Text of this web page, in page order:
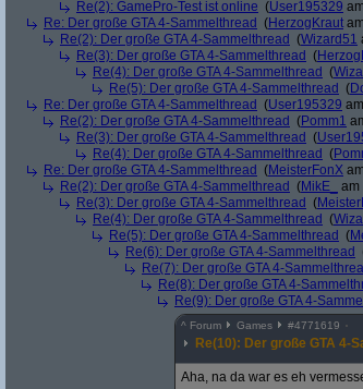
Re(2): GamePro-Test ist online (User195329
Re: Der große GTA 4-Sammelthread (HerzogKraut
Re(2): Der große GTA 4-Sammelthread (Wizard51
Re(3): Der große GTA 4-Sammelthread (
Re(4): Der große GTA 4-Sammelthread (
Re(5): Der große GTA 4-Sammelthread (
Re: Der große GTA 4-Sammelthread (User195329
Re(2): Der große GTA 4-Sammelthread (Pomm1
Re(3): Der große GTA 4-Sammelthread (
Re(4): Der große GTA 4-Sammelthread (
Re: Der große GTA 4-Sammelthread (MeisterFonX
Re(2): Der große GTA 4-Sammelthread (MikE_
am
Re(3): Der große GTA 4-Sammelthread (
Re(4): Der große GTA 4-Sammelthread (
Re(5): Der große GTA 4-Sammelthread (
Re(6): Der große GTA 4-Sammelthread
Re(7): Der große GTA 4-
Re(8): Der große GTA 4-
Re(9): Der große GTA 4-
^ Forum Games #4771619
Re(10): Der große GTA 4-
Aha, na da war es eh